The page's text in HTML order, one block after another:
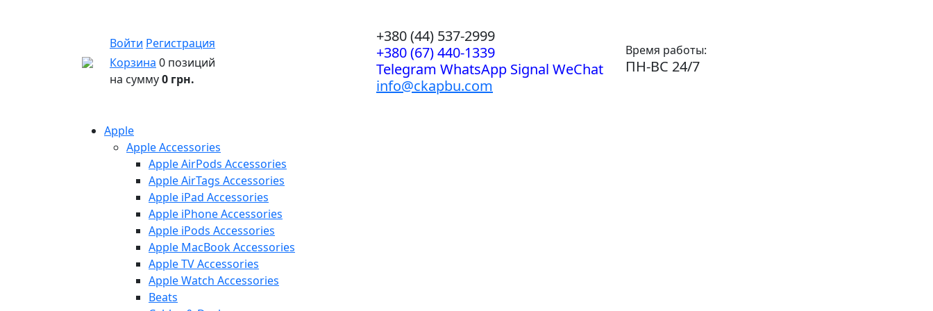
Войти Регистрация
Корзина 0 позиций
на сумму0 грн.
+380 (44) 537-2999
+380 (67) 440-1339
Telegram WhatsApp Signal WeChat
info@ckapbu.com
Время работы:
ПН-ВС 24/7
Apple
Apple Accessories
Apple AirPods Accessories
Apple AirTags Accessories
Apple iPad Accessories
Apple iPhone Accessories
Apple iPods Accessories
Apple MacBook Accessories
Apple TV Accessories
Apple Watch Accessories
Beats